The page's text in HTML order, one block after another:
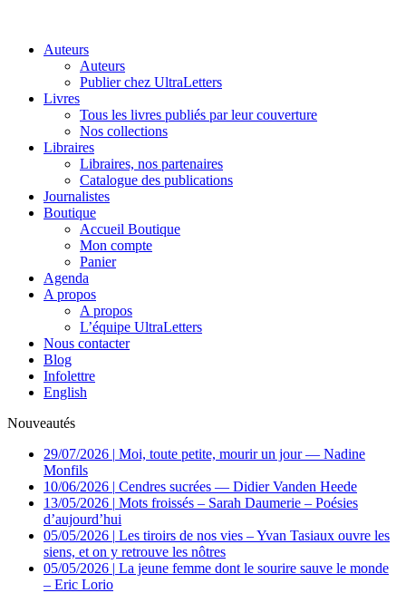
Auteurs
Auteurs
Publier chez UltraLetters
Livres
Tous les livres publiés par leur couverture
Nos collections
Libraires
Libraires, nos partenaires
Catalogue des publications
Journalistes
Boutique
Accueil Boutique
Mon compte
Panier
Agenda
A propos
A propos
L’équipe UltraLetters
Nous contacter
Blog
Infolettre
English
Nouveautés
29/07/2026 | Moi, toute petite, mourir un jour — Nadine
Monfils
10/06/2026 | Cendres sucrées — Didier Vanden Heede
13/05/2026 | Mots froissés – Sarah Daumerie – Poésies
d’aujourd’hui
05/05/2026 | Les tiroirs de nos vies – Yvan Tasiaux ouvre les
siens, et on y retrouve les nôtres
05/05/2026 | La jeune femme dont le sourire sauve le monde
– Eric Lorio